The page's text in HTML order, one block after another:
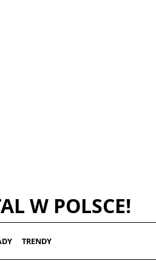
W POLSCE!
TRENDY